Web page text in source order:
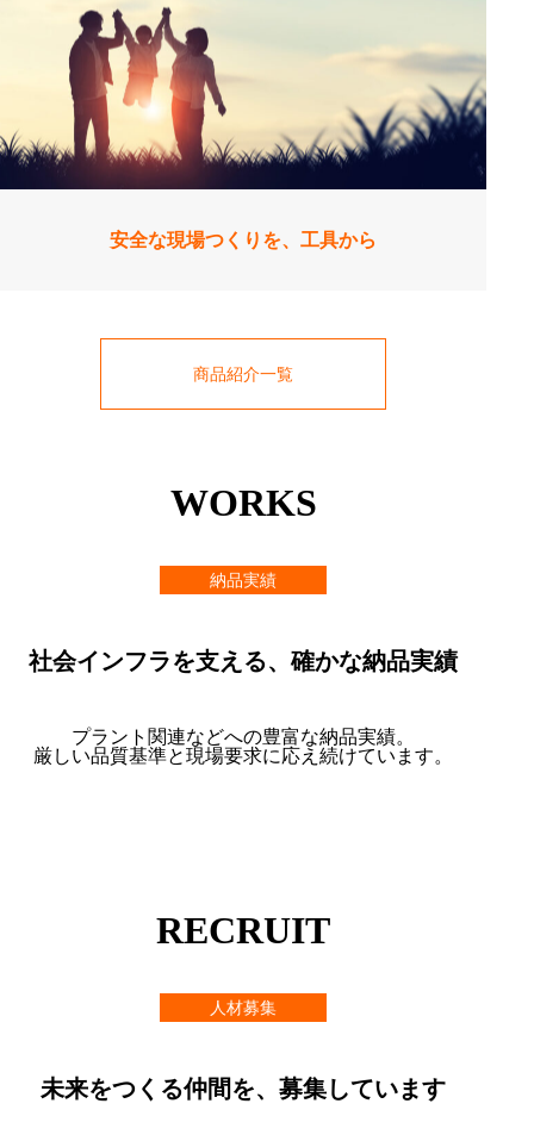
安全な現場つくりを、工具から
商品紹介一覧
WORKS
納品実績
社会インフラを支える、確かな納品実績
プラント関連などへの豊富な納品実績。
厳しい品質基準と現場要求に応え続けています。
RECRUIT
人材募集
未来をつくる仲間を、募集しています